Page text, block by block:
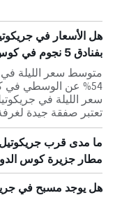
هل الأسعار في
بفنادق 5 نجوم في كوس؟
متوسط سعر الليلة
تعتبر صفقة جيدة
ما مدى قرب
مطار جزيرة كوس
هل يوجد مسبح في